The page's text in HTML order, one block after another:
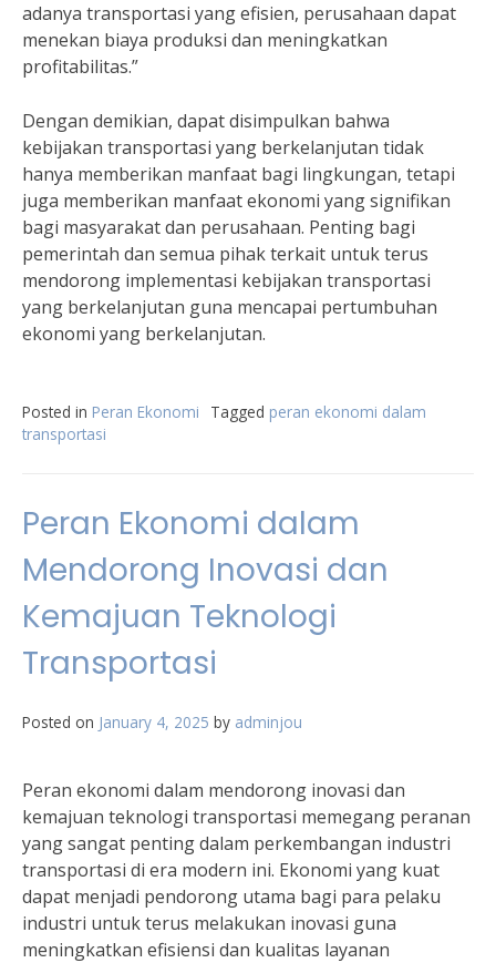
adanya transportasi yang efisien, perusahaan dapat
menekan biaya produksi dan meningkatkan
profitabilitas.”
Dengan demikian, dapat disimpulkan bahwa
kebijakan transportasi yang berkelanjutan tidak
hanya memberikan manfaat bagi lingkungan, tetapi
juga memberikan manfaat ekonomi yang signifikan
bagi masyarakat dan perusahaan. Penting bagi
pemerintah dan semua pihak terkait untuk terus
mendorong implementasi kebijakan transportasi
yang berkelanjutan guna mencapai pertumbuhan
ekonomi yang berkelanjutan.
Posted in Peran Ekonomi Tagged peran ekonomi dalam
transportasi
Peran Ekonomi dalam
Mendorong Inovasi dan
Kemajuan Teknologi
Transportasi
Posted on January 4, 2025 by adminjou
Peran ekonomi dalam mendorong inovasi dan
kemajuan teknologi transportasi memegang peranan
yang sangat penting dalam perkembangan industri
transportasi di era modern ini. Ekonomi yang kuat
dapat menjadi pendorong utama bagi para pelaku
industri untuk terus melakukan inovasi guna
meningkatkan efisiensi dan kualitas layanan